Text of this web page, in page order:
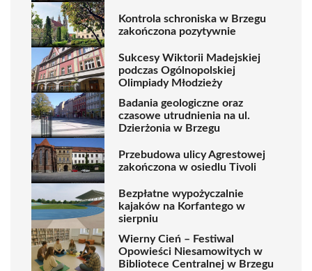
Kontrola schroniska w Brzegu
zakończona pozytywnie
Sukcesy Wiktorii Madejskiej
podczas Ogólnopolskiej
Olimpiady Młodzieży
Badania geologiczne oraz
czasowe utrudnienia na ul.
Dzierżonia w Brzegu
Przebudowa ulicy Agrestowej
zakończona w osiedlu Tivoli
Bezpłatne wypożyczalnie
kajaków na Korfantego w
sierpniu
Wierny Cień – Festiwal
Opowieści Niesamowitych w
Bibliotece Centralnej w Brzegu